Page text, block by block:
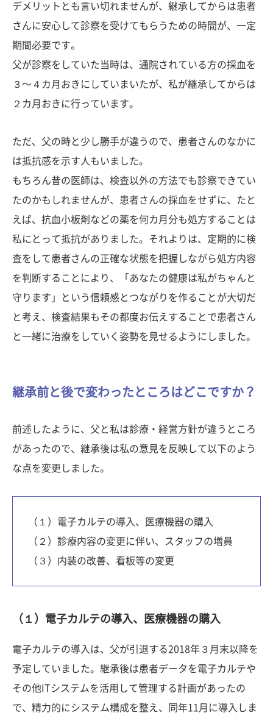
デメリットとも言い切れませんが、継承してからは患者
さんに安心して診察を受けてもらうための時間が、一定
期間必要です。
父が診察をしていた当時は、通院されている方の採血を
３〜４カ月おきにしていまいたが、私が継承してからは
２カ月おきに行っています。
ただ、父の時と少し勝手が違うので、患者さんのなかに
は抵抗感を示す人もいました。
もちろん昔の医師は、検査以外の方法でも診察できてい
たのかもしれませんが、患者さんの採血をせずに、たと
えば、抗血小板剤などの薬を何カ月分も処方することは
私にとって抵抗がありました。それよりは、定期的に検
査をして患者さんの正確な状態を把握しながら処方内容
を判断することにより、「あなたの健康は私がちゃんと
守ります」という信頼感とつながりを作ることが大切だ
と考え、検査結果もその都度お伝えすることで患者さん
と一緒に治療をしていく姿勢を見せるようにしました。
継承前と後で変わったところはどこですか？
前述したように、父と私は診療・経営方針が違うところ
があったので、継承後は私の意見を反映して以下のよう
な点を変更しました。
（１）電子カルテの導入、医療機器の購入
（２）診療内容の変更に伴い、スタッフの増員
（３）内装の改善、看板等の変更
（１）電子カルテの導入、医療機器の購入
電子カルテの導入は、父が引退する2018年３月末以降を
予定していました。継承後は患者データを電子カルテや
その他ITシステムを活用して管理する計画があったの
で、精力的にシステム構成を整え、同年11月に導入しま